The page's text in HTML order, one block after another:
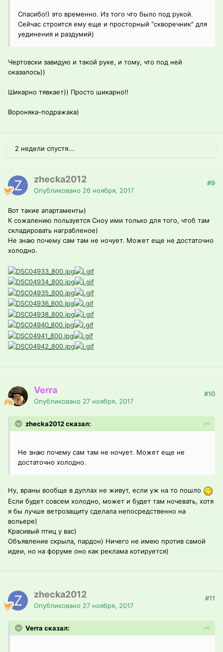
Спасибо!) это временно. Из того что было под рукой.
Сейчас строится ему еще и просторный "скворечник" для
уединения и раздумий)
Чертовски завидую и такой руке, и тому, что под ней
оказалось))
Шикарно тявкает)) Просто шикарно!!
Вороняка-подражака)
2 недели спустя...
zhecka2012
Опубликовано 26 ноября, 2017
#9
Вот такие апартаменты)
К сожалению пользуется Сноу ими только для того, чтоб там
складировать награбленое)
Не знаю почему сам там не ночует. Может еще не достаточно
холодно.
Verra
Опубликовано 27 ноября, 2017
#10
zhecka2012 сказал:
Не знаю почему сам там не ночует. Может еще не
достаточно холодно.
Ну, враны вообще в дуплах не живут, если уж на то пошло
Если будет совсем холодно, может и будет там ночевать, хотя
я бы лучше ветрозащиту сделала непосредственно на
вольере)
Красивый птиц у вас)
Объявление скрыла, пардон) Ничего не имею против самой
идеи, но на форуме оно как реклама котируется)
zhecka2012
Опубликовано 27 ноября, 2017
#11
Verra сказал: